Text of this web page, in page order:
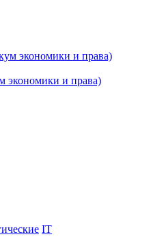
экономики и права)
IT